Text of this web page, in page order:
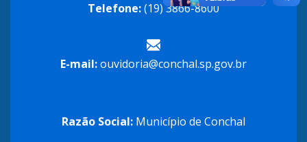
Telefone:(19) 3866-8600
E-mail:ouvidoria@conchal.sp.gov.br
Razão Social: Município de Conchal